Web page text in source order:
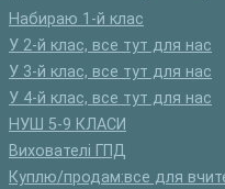
Набираю 1-й клас
У 2-й клас, все тут для нас
У 3-й клас, все тут для нас
У 4-й клас, все тут для нас
НУШ 5-9 КЛАСИ
Вихователі ГПД
Куплю/продам:все для